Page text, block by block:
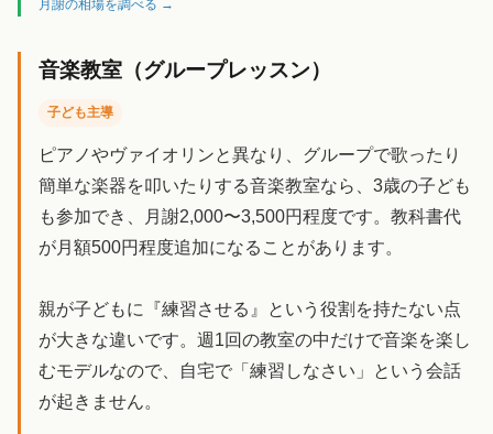
月謝の相場を調べる →
音楽教室（グループレッスン）
子ども主導
ピアノやヴァイオリンと異なり、グループで歌ったり
簡単な楽器を叩いたりする音楽教室なら、3歳の子ども
も参加でき、月謝2,000〜3,500円程度です。教科書代
が月額500円程度追加になることがあります。
親が子どもに『練習させる』という役割を持たない点
が大きな違いです。週1回の教室の中だけで音楽を楽し
むモデルなので、自宅で「練習しなさい」という会話
が起きません。